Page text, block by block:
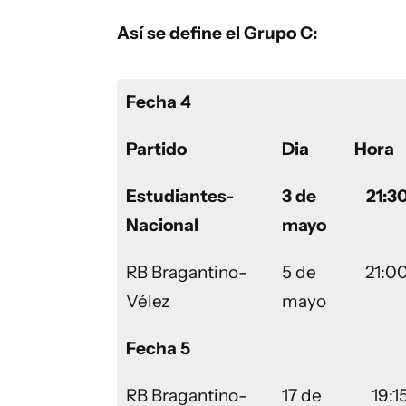
Así se define el Grupo C:
Fecha 4
Partido Dia Hora
Estudiantes-
Nacional
3 de
mayo
RB Bragantino-
Vélez
5 de
mayo
Fecha 5
RB Bragantino- 17 de